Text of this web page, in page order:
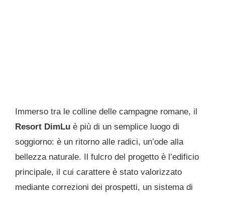
Immerso tra le colline delle campagne romane, il
Resort DimLu è più di un semplice luogo di
soggiorno: è un ritorno alle radici, un’ode alla
bellezza naturale. Il fulcro del progetto è l’edificio
principale, il cui carattere è stato valorizzato
mediante correzioni dei prospetti, un sistema di